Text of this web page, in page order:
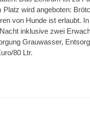
wird angeboten:
von Hunde ist erlaubt.
inklusive zwei
Grauwasser,
80 Ltr.